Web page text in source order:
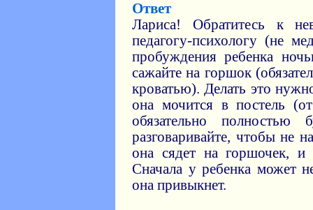
Ответ
Лариса! Обратитесь к
педагогу-психологу (не
пробуждения ребенка
сажайте на горшок
кроватью). Делать это
она мочится в постель
обязательно полностью
разговаривайте, чтобы не
она сядет на горшочек,
Сначала у ребенка может
она привыкнет.